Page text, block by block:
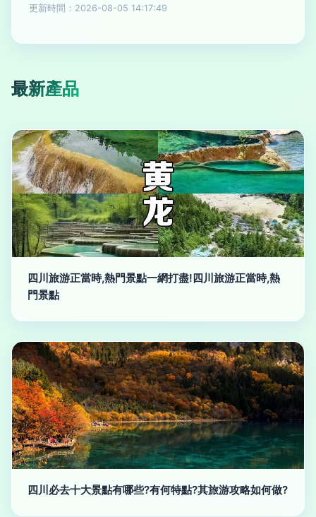
更新時間：2026-08-05 14:17:49
最新產品
四川旅游正當時,熱門景點一網打盡!四川旅游正當時,熱
門景點
四川必去十大景點有哪些?有何特點?其旅游攻略如何做?